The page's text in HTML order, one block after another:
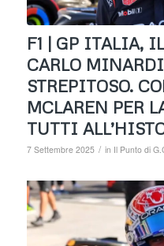
F1 | GP ITALIA,
CARLO
STREPITOSO.
MCLAREN PER
TUTTI
7 Settembre 2025 / in Il Punto di